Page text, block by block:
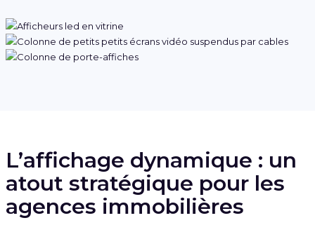
L’affichage dynamique : un
atout stratégique pour les
agences immobilières